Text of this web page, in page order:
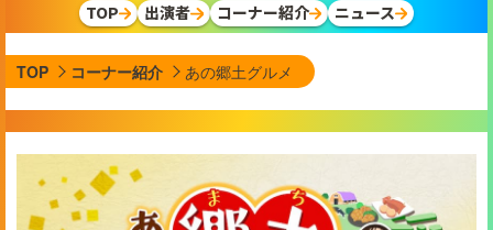
動画イズム ニュース
天気・防災
映画 アナウンサー
グッズ
TOP 出演者 コーナー紹介 ニュース
TOP コーナー紹介 あの郷土グルメ